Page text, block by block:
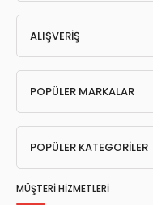
ALIŞVERİŞ
POPÜLER MARKALAR
POPÜLER KATEGORİLER
MÜŞTERİ HİZMETLERİ